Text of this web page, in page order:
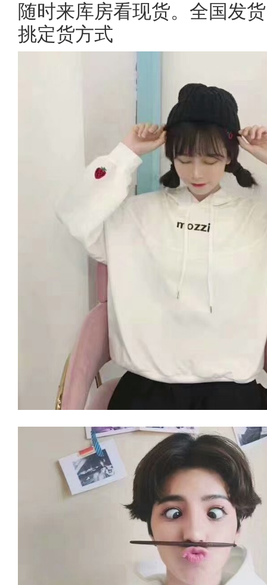
随时来库房看现货。全国发
挑定货方式